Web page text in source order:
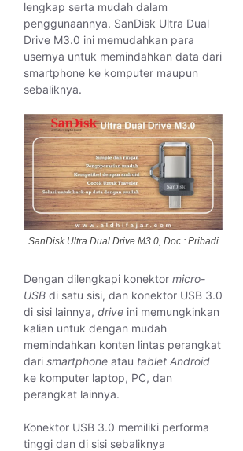
lengkap serta mudah dalam
penggunaannya. SanDisk Ultra Dual
Drive M3.0 ini memudahkan para
usernya untuk memindahkan data dari
smartphone ke komputer maupun
sebaliknya.
SanDisk Ultra Dual Drive M3.0, Doc : Pribadi
Dengan dilengkapi konektor micro-
USB di satu sisi, dan konektor USB 3.0
di sisi lainnya, drive ini memungkinkan
kalian untuk dengan mudah
memindahkan konten lintas perangkat
dari smartphone atau tablet Android
ke komputer laptop, PC, dan
perangkat lainnya.
Konektor USB 3.0 memiliki performa
tinggi dan di sisi sebaliknya